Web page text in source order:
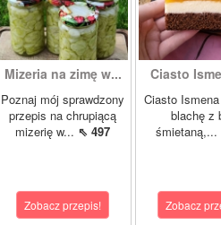
Mizeria na zimę w...
Poznaj mój sprawdzony
przepis na chrupiącą
mizerię w... ⇖ 497
Zobacz przepis!
Ciasto
Ciasto
blachę z
śmietaną,...
Zobacz